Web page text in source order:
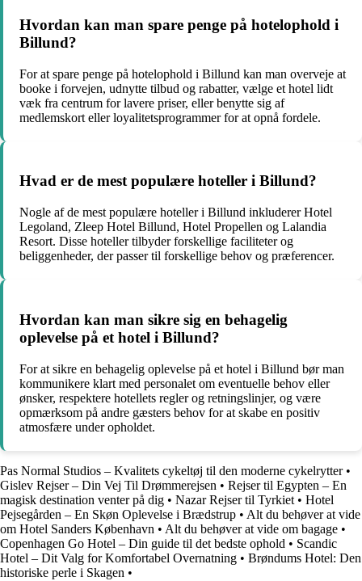
Hvordan kan man spare penge på hotelophold i
Billund?
For at spare penge på hotelophold i Billund kan man overveje at
booke i forvejen, udnytte tilbud og rabatter, vælge et hotel lidt
væk fra centrum for lavere priser, eller benytte sig af
medlemskort eller loyalitetsprogrammer for at opnå fordele.
Hvad er de mest populære hoteller i Billund?
Nogle af de mest populære hoteller i Billund inkluderer Hotel
Legoland, Zleep Hotel Billund, Hotel Propellen og Lalandia
Resort. Disse hoteller tilbyder forskellige faciliteter og
beliggenheder, der passer til forskellige behov og præferencer.
Hvordan kan man sikre sig en behagelig
oplevelse på et hotel i Billund?
For at sikre en behagelig oplevelse på et hotel i Billund bør man
kommunikere klart med personalet om eventuelle behov eller
ønsker, respektere hotellets regler og retningslinjer, og være
opmærksom på andre gæsters behov for at skabe en positiv
atmosfære under opholdet.
Pas Normal Studios – Kvalitets cykeltøj til den moderne cykelrytter•
Gislev Rejser – Din Vej Til Drømmerejsen • Rejser til Egypten – En
magisk destination venter på dig • Nazar Rejser til Tyrkiet • Hotel
Pejsegården – En Skøn Oplevelse i Brædstrup • Alt du behøver at vide
om Hotel Sanders København • Alt du behøver at vide om bagage •
Copenhagen Go Hotel – Din guide til det bedste ophold • Scandic
Hotel – Dit Valg for Komfortabel Overnatning • Brøndums Hotel: Den
historiske perle i Skagen •